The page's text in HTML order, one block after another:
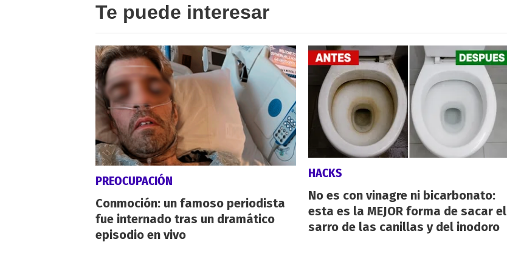
Te puede interesar
PREOCUPACIÓN
Conmoción: un famoso periodista
fue internado tras un dramático
episodio en vivo
HACKS
No es con vinagre ni bicarbonato:
esta es la MEJOR forma de sacar el
sarro de las canillas y del inodoro